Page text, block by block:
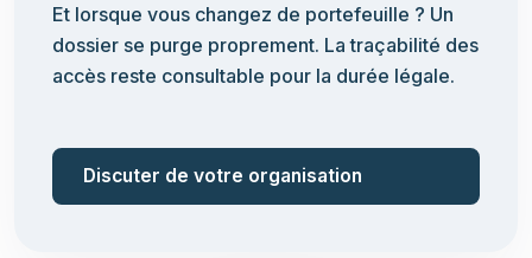
Et lorsque vous changez de portefeuille ? Un
dossier se purge proprement. La traçabilité des
accès reste consultable pour la durée légale.
Discuter de votre organisation